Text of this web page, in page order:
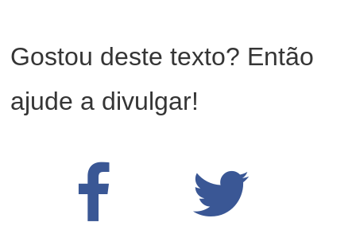
Gostou deste texto? Então
ajude a divulgar!